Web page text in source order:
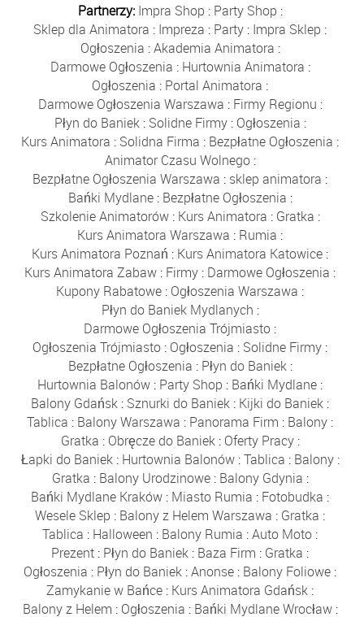
Partnerzy: Impra Shop : Party Shop :
Sklep dla Animatora : Impreza : Party : Impra Sklep :
Ogłoszenia :Akademia Animatora :
Darmowe Ogłoszenia : Hurtownia Animatora :
Ogłoszenia : Portal Animatora :
Darmowe Ogłoszenia Warszawa : Firmy Regionu :
Płyn do Baniek: Solidne Firmy: Ogłoszenia :
Kurs Animatora : Solidna Firma : Bezpłatne Ogłoszenia :
Animator Czasu Wolnego:
Bezpłatne Ogłoszenia Warszawa : sklep animatora :
Bańki Mydlane: Bezpłatne Ogłoszenia :
Szkolenie Animatorów: Kurs Animatora : Gratka :
Kurs Animatora Warszawa : Rumia :
Kurs Animatora Poznań : Kurs Animatora Katowice :
Kurs Animatora Zabaw : Firmy : Darmowe Ogłoszenia :
Kupony Rabatowe : Ogłoszenia Warszawa :
Płyn do Baniek Mydlanych :
Darmowe Ogłoszenia Trójmiasto :
Ogłoszenia Trójmiasto : Ogłoszenia : Solidne Firmy :
Bezpłatne Ogłoszenia : Płyn do Baniek:
Hurtownia Balonów : Party Shop : Bańki Mydlane :
Balony Gdańsk : Sznurki do Baniek : Kijki do Baniek :
Tablica : Balony Warszawa : Panorama Firm : Balony :
Gratka : Obręcze do Baniek: Oferty Pracy:
Łapki do Baniek: Hurtownia Balonów:Tablica : Balony:
Gratka : Balony Urodzinowe: Balony Gdynia :
Bańki Mydlane Kraków : Miasto Rumia : Fotobudka :
Wesele Sklep : Balony z Helem Warszawa : Gratka :
Tablica : Halloween : Balony Rumia :Auto Moto :
Prezent : Płyn do Baniek : Baza Firm : Gratka :
Ogłoszenia : Płyn do Baniek :Anonse : Balony Foliowe :
Zamykanie w Bańce : Kurs Animatora Gdańsk :
Balony z Helem : Ogłoszenia : Bańki Mydlane Wrocław: